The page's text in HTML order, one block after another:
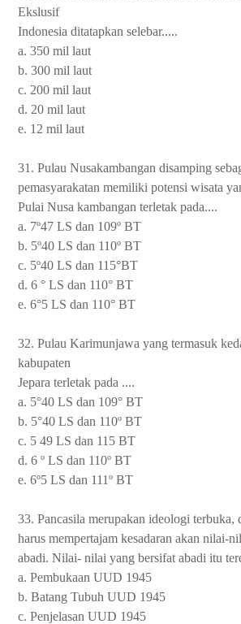
Ekslusif
Indonesia ditatapkan selebar.....
a. 350 mil laut
b. 300 mil laut
c. 200 mil laut
d. 20 mil laut
e. 12 mil laut
31. Pulau Nusakambangan disamping
pemasyarakatan memiliki potensi wisata
Pulai Nusa kambangan terletak pada....
a. 7º47 LS dan 109º BT
b. 5º40 LS dan 110º BT
c. 5º40 LS dan 115°BT
d. 6 ° LS dan 110° BT
e. 6°5 LS dan 110° BT
32. Pulau Karimunjawa yang termasuk
kabupaten
Jepara terletak pada ....
a. 5°40 LS dan 109° BT
b. 5°40 LS dan 110º BT
c. 5 49 LS dan 115 BT
d. 6 º LS dan 110º BT
e. 6º5 LS dan 111º BT
33. Pancasila merupakan ideologi terbuka,
harus mempertajam kesadaran akan nilai-
abadi. Nilai- nilai yang bersifat abadi itu
a. Pembukaan UUD 1945
b. Batang Tubuh UUD 1945
c. Penjelasan UUD 1945